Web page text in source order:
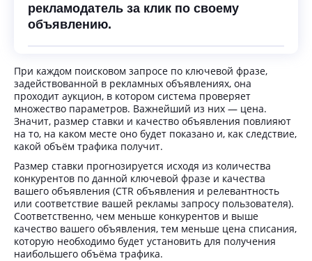
рекламодатель за клик по своему
объявлению.
При каждом поисковом запросе по ключевой фразе,
задействованной в рекламных объявлениях, она
проходит аукцион, в котором система проверяет
множество параметров. Важнейший из них — цена.
Значит, размер ставки и качество объявления повлияют
на то, на каком месте оно будет показано и, как следствие,
какой объём трафика получит.
Размер ставки прогнозируется исходя из количества
конкурентов по данной ключевой фразе и качества
вашего объявления (CTR объявления и релевантность
или соответствие вашей рекламы запросу пользователя).
Соответственно, чем меньше конкурентов и выше
качество вашего объявления, тем меньше цена списания,
которую необходимо будет установить для получения
наибольшего объёма трафика.